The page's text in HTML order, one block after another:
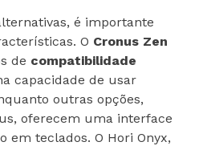
é importante
O Cronus Zen
de compatibilidade
capacidade de usar
outras opções,
oferecem uma interface
em teclados. O Hori Onyx,